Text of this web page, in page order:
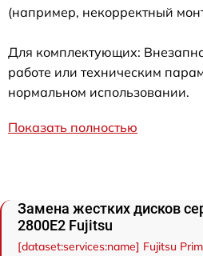
(например, некорректный
Для комплектующих:
работе или техническим
нормальном использовании.
Показать полностью
Замена жестких дисков
2800E2 Fujitsu
[dataset:services:name] Fujitsu